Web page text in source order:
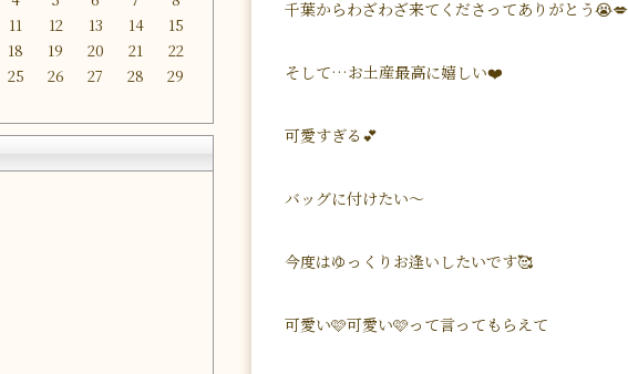
11 12 13 14
15
18 19 20 21
22
25 26 27 28
29
千葉からわざわざ来てくださってありがとう😭💋
そして…お土産最高に嬉しい❤️
可愛すぎる💕
バッグに付けたい〜
今度はゆっくりお逢いしたいです🥰
可愛い🩷可愛い🩷って言ってもらえて